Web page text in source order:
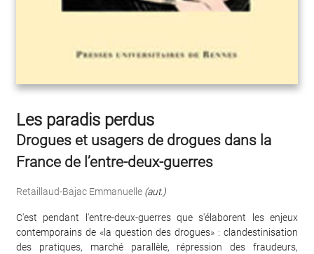
Les paradis perdus
Drogues et usagers de drogues dans la
France de l’entre-deux-guerres
Retaillaud-Bajac Emmanuelle (aut.)
C'est pendant l'entre-deux-guerres que s'élaborent les enjeux
contemporains de «la question des drogues» : clandestinisation
des pratiques, marché parallèle, répression des fraudeurs,